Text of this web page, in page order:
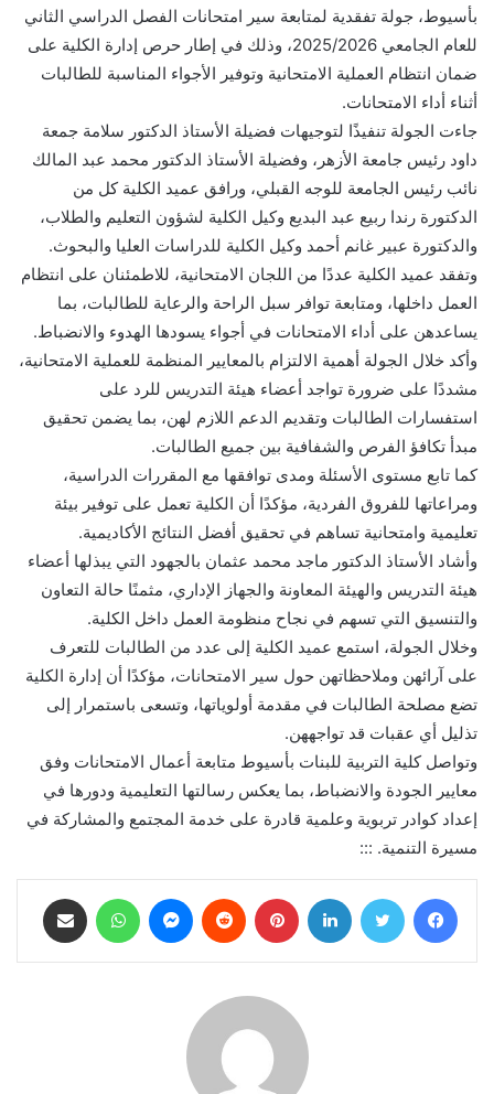
بأسيوط، جولة تفقدية لمتابعة سير امتحانات الفصل الدراسي الثاني
للعام الجامعي 2025/2026، وذلك في إطار حرص إدارة الكلية على
ضمان انتظام العملية الامتحانية وتوفير الأجواء المناسبة للطالبات
أثناء أداء الامتحانات.
جاءت الجولة تنفيذًا لتوجيهات فضيلة الأستاذ الدكتور سلامة جمعة
داود رئيس جامعة الأزهر، وفضيلة الأستاذ الدكتور محمد عبد المالك
نائب رئيس الجامعة للوجه القبلي، ورافق عميد الكلية كل من
الدكتورة رندا ربيع عبد البديع وكيل الكلية لشؤون التعليم والطلاب،
والدكتورة عبير غانم أحمد وكيل الكلية للدراسات العليا والبحوث.
وتفقد عميد الكلية عددًا من اللجان الامتحانية، للاطمئنان على انتظام
العمل داخلها، ومتابعة توافر سبل الراحة والرعاية للطالبات، بما
يساعدهن على أداء الامتحانات في أجواء يسودها الهدوء والانضباط.
وأكد خلال الجولة أهمية الالتزام بالمعايير المنظمة للعملية الامتحانية،
مشددًا على ضرورة تواجد أعضاء هيئة التدريس للرد على
استفسارات الطالبات وتقديم الدعم اللازم لهن، بما يضمن تحقيق
مبدأ تكافؤ الفرص والشفافية بين جميع الطالبات.
كما تابع مستوى الأسئلة ومدى توافقها مع المقررات الدراسية،
ومراعاتها للفروق الفردية، مؤكدًا أن الكلية تعمل على توفير بيئة
تعليمية وامتحانية تساهم في تحقيق أفضل النتائج الأكاديمية.
وأشاد الأستاذ الدكتور ماجد محمد عثمان بالجهود التي يبذلها أعضاء
هيئة التدريس والهيئة المعاونة والجهاز الإداري، مثمنًا حالة التعاون
والتنسيق التي تسهم في نجاح منظومة العمل داخل الكلية.
وخلال الجولة، استمع عميد الكلية إلى عدد من الطالبات للتعرف
على آرائهن وملاحظاتهن حول سير الامتحانات، مؤكدًا أن إدارة الكلية
تضع مصلحة الطالبات في مقدمة أولوياتها، وتسعى باستمرار إلى
تذليل أي عقبات قد تواجههن.
وتواصل كلية التربية للبنات بأسيوط متابعة أعمال الامتحانات وفق
معايير الجودة والانضباط، بما يعكس رسالتها التعليمية ودورها في
إعداد كوادر تربوية وعلمية قادرة على خدمة المجتمع والمشاركة في
مسيرة التنمية. :::
فيسبوك تويتر لينكدإن بينتيريست ماسنجر واتساب